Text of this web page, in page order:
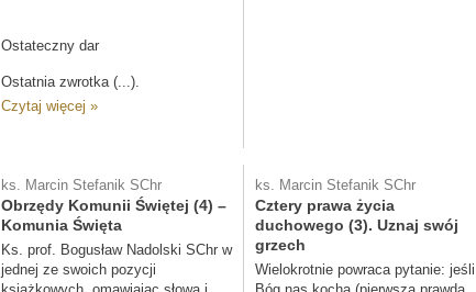
Ostateczny dar
Ostatnia zwrotka (...).
Czytaj więcej »
ks. Marcin Stefanik SChr
Obrzędy Komunii Świętej (4) –
Komunia Święta
Ks. prof. Bogusław Nadolski SChr w
jednej ze swoich pozycji
ks. Marcin Stefanik SChr
Cztery prawa życia
duchowego (3). Uznaj swój
grzech
Wielokrotnie powraca pytanie: jeśli